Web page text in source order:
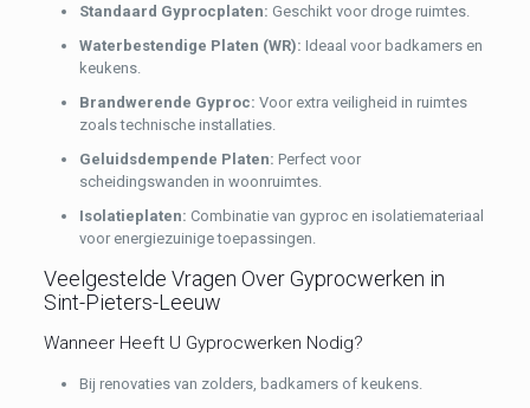
Standaard Gyprocplaten: Geschikt voor droge ruimtes.
Waterbestendige Platen (WR): Ideaal voor badkamers en
keukens.
Brandwerende Gyproc: Voor extra veiligheid in ruimtes
zoals technische installaties.
Geluidsdempende Platen: Perfect voor
scheidingswanden in woonruimtes.
Isolatieplaten: Combinatie van gyproc en isolatiemateriaal
voor energiezuinige toepassingen.
Veelgestelde Vragen Over Gyprocwerken in
Sint-Pieters-Leeuw
Wanneer Heeft U Gyprocwerken Nodig?
Bij renovaties van zolders, badkamers of keukens.